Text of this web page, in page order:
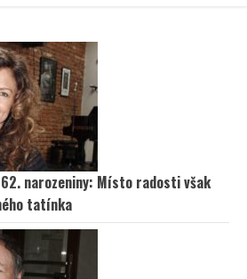
62. narozeniny: Místo radosti však
tatínka